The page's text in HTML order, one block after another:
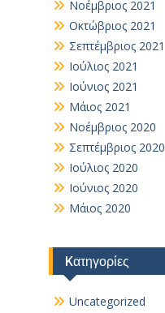
Νοέμβριος 2021
Οκτώβριος 2021
Σεπτέμβριος 2021
Ιούλιος 2021
Ιούνιος 2021
Μάιος 2021
Νοέμβριος 2020
Σεπτέμβριος 2020
Ιούλιος 2020
Ιούνιος 2020
Μάιος 2020
Kατηγορίες
Uncategorized